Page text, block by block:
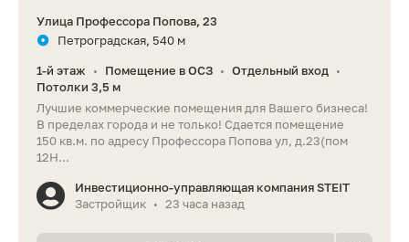
Улица Профессора Попова, 23
Петроградская, 540 м
1-й этаж • Помещение в ОСЗ • Отдельный вход •
Потолки 3,5 м
Лучшие коммерческие помещения для Вашего бизнеса!
В пределах города и не только! Сдается помещение
150 кв.м. по адресу Профессора Попова ул, д.23(пом
12Н...
Инвестиционно-управляющая компания STEIT
Застройщик • 23 часа назад